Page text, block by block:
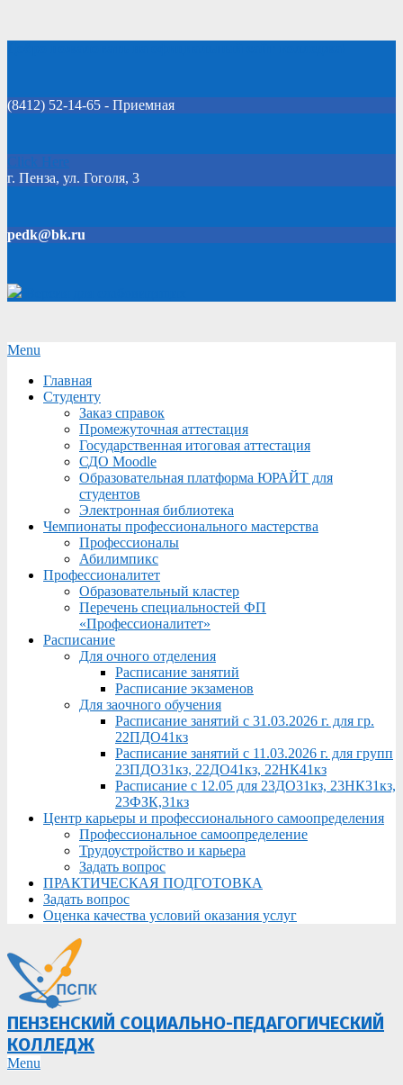
(8412) 52-14-65 - Приемная
Click Here
г. Пенза, ул. Гоголя, 3
pedk@bk.ru
Secondary
Menu
Menu
Главная
Студенту
Заказ справок
Промежуточная аттестация
Государственная итоговая аттестация
СДО Moodle
Образовательная платформа ЮРАЙТ для
студентов
Электронная библиотека
Чемпионаты профессионального мастерства
Профессионалы
Абилимпикс
Профессионалитет
Образовательный кластер
Перечень специальностей ФП
«Профессионалитет»
Расписание
Для очного отделения
Расписание занятий
Расписание экзаменов
Для заочного обучения
Расписание занятий с 31.03.2026 г. для гр.
22ПДО41кз
Расписание занятий с 11.03.2026 г. для групп
23ПДО31кз, 22ДО41кз, 22НК41кз
Расписание с 12.05 для 23ДО31кз, 23НК31кз,
23ФЗК,31кз
Центр карьеры и профессионального самоопределения
Профессиональное самоопределение
Трудоустройство и карьера
Задать вопрос
ПРАКТИЧЕСКАЯ ПОДГОТОВКА
Задать вопрос
Оценка качества условий оказания услуг
ПЕНЗЕНСКИЙ СОЦИАЛЬНО-ПЕДАГОГИЧЕСКИЙ
КОЛЛЕДЖ
Primary
Menu